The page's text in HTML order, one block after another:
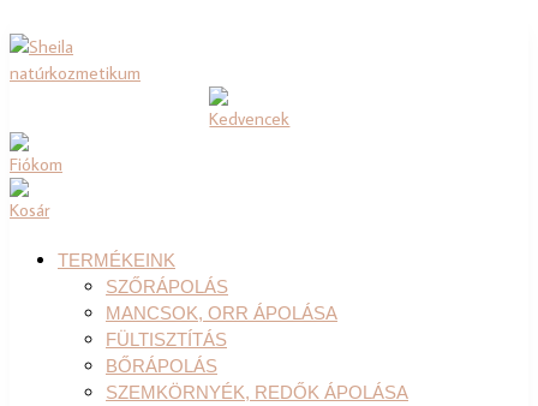
TERMÉKEINK
SZŐRÁPOLÁS
MANCSOK, ORR ÁPOLÁSA
FÜLTISZTÍTÁS
BŐRÁPOLÁS
SZEMKÖRNYÉK, REDŐK ÁPOLÁSA